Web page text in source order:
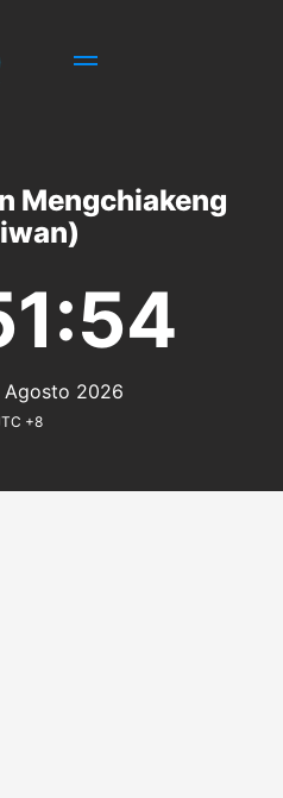
Mengchiakeng
Agosto 2026
+8